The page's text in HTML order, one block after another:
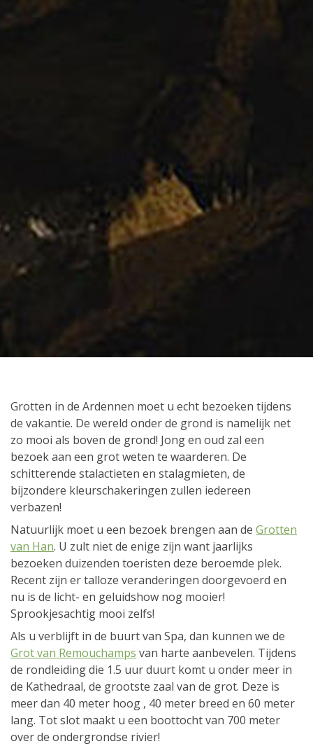
Grotten in de Ardennen moet u echt bezoeken tijdens
de vakantie. De wereld onder de grond is namelijk net
zo mooi als boven de grond! Jong en oud zal een
bezoek aan een grot weten te waarderen. De
schitterende stalactieten en stalagmieten, de
bijzondere kleurschakeringen zullen iedereen
verbazen!
Natuurlijk moet u een bezoek brengen aan de Grotten
van Han. U zult niet de enige zijn want jaarlijks
bezoeken duizenden toeristen deze beroemde plek.
Recent zijn er talloze veranderingen doorgevoerd en
nu is de licht- en geluidshow nog mooier!
Sprookjesachtig mooi zelfs!
Als u verblijft in de buurt van Spa, dan kunnen we de
Grot van Remouchamps van harte aanbevelen. Tijdens
de rondleiding die 1.5 uur duurt komt u onder meer in
de Kathedraal, de grootste zaal van de grot. Deze is
meer dan 40 meter hoog , 40 meter breed en 60 meter
lang. Tot slot maakt u een boottocht van 700 meter
over de ondergrondse rivier!